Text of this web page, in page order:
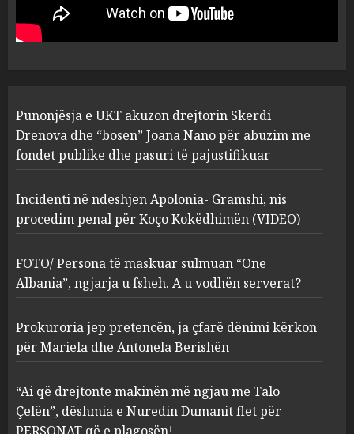
1
“bosen” Joana Nano për
abuzim me fondet publike dhe
pasuri të pajustifikuar
2
Apolonia- Gramshi, nis
procedim penal për Koço
Kokëdhimën (VIDEO)
MARCH 27, 2025
3
FOTO/ Persona të maskuar
sulmuan “One Albania”,
ngjarja u fsheh. A u vodhën
serverat?
MARCH 25, 2025
4
Prokuroria jep pretencën, ja
çfarë dënimi kërkon për
Berishën
MARCH 25, 2025
Punonjësja e UKT akuzon drejtorin Skerdi
Drenova dhe “bosen” Joana Nano për abuzim me
fondet publike dhe pasuri të pajustifikuar
Incidenti në ndeshjen Apolonia- Gramshi, nis
procedim penal për Koço Kokëdhimën (VIDEO)
FOTO/ Persona të maskuar sulmuan “One
Albania”, ngjarja u fsheh. A u vodhën serverat?
Prokuroria jep pretencën, ja çfarë dënimi kërkon
për Mariela dhe Antonela Berishën
“Ai që drejtonte makinën më ngjau me Talo
Çelën”, dëshmia e Nuredin Dumanit flet për
PERSONAT që e plagosën!